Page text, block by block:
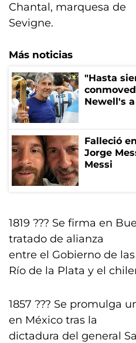
Chantal, marquesa de
Sevigne.
Más noticias
"Hasta
Newell's
Falleció
Jorge
Messi
1819 ??? Se firma en
tratado de alianza
entre el Gobierno de
Río de la Plata y el
1857 ??? Se promulga
en México tras la
dictadura del general